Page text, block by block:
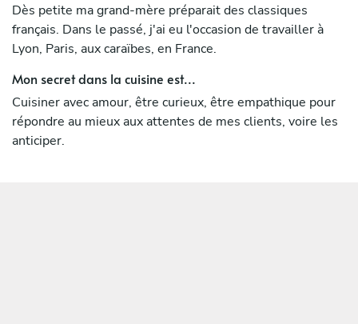
Dès petite ma grand-mère préparait des classiques
français. Dans le passé, j'ai eu l'occasion de travailler à
Lyon, Paris, aux caraïbes, en France.
Mon secret dans la cuisine est...
Cuisiner avec amour, être curieux, être empathique pour
répondre au mieux aux attentes de mes clients, voire les
anticiper.